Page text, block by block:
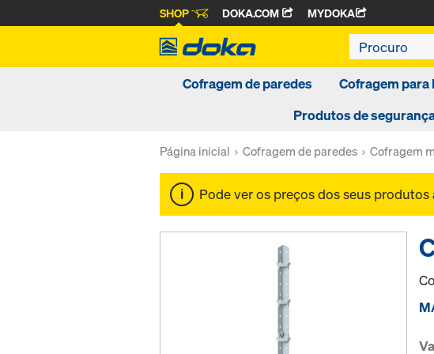
SHOP DOKA.COM MYDOKA
Cofragem de paredes Cofragem para
Produtos de
Página inicial Cofragem de paredes Cofragem
Pode ver os preços dos seus produtos